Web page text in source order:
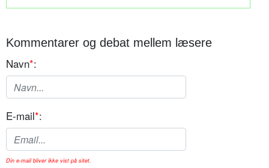
Kommentarer og debat mellem læsere
Navn*:
E-mail*:
Din e-mail bliver ikke vist på sitet.